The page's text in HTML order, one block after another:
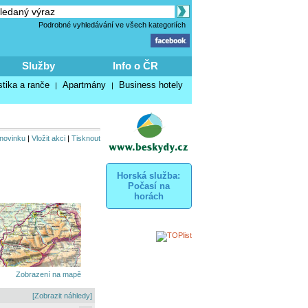
Podrobné vyhledávání ve všech kategoriích
Služby Info o ČR
a ranče | Apartmány | Business hotely
| Vložit akci| Tisknout
Zobrazení na mapě
[Zobrazit náhledy]
Horská služba:
Počasí na
horách